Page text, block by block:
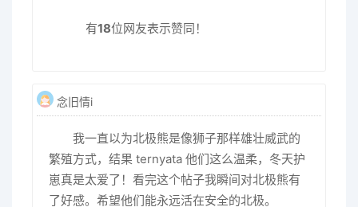
有18位网友表示赞同！
念旧情i
我一直以为北极熊是像狮子那样雄壮威武的
繁殖方式，结果 ternyata 他们这么温柔，冬天护
崽真是太爱了！看完这个帖子我瞬间对北极熊有
了好感。希望他们能永远活在安全的北极。